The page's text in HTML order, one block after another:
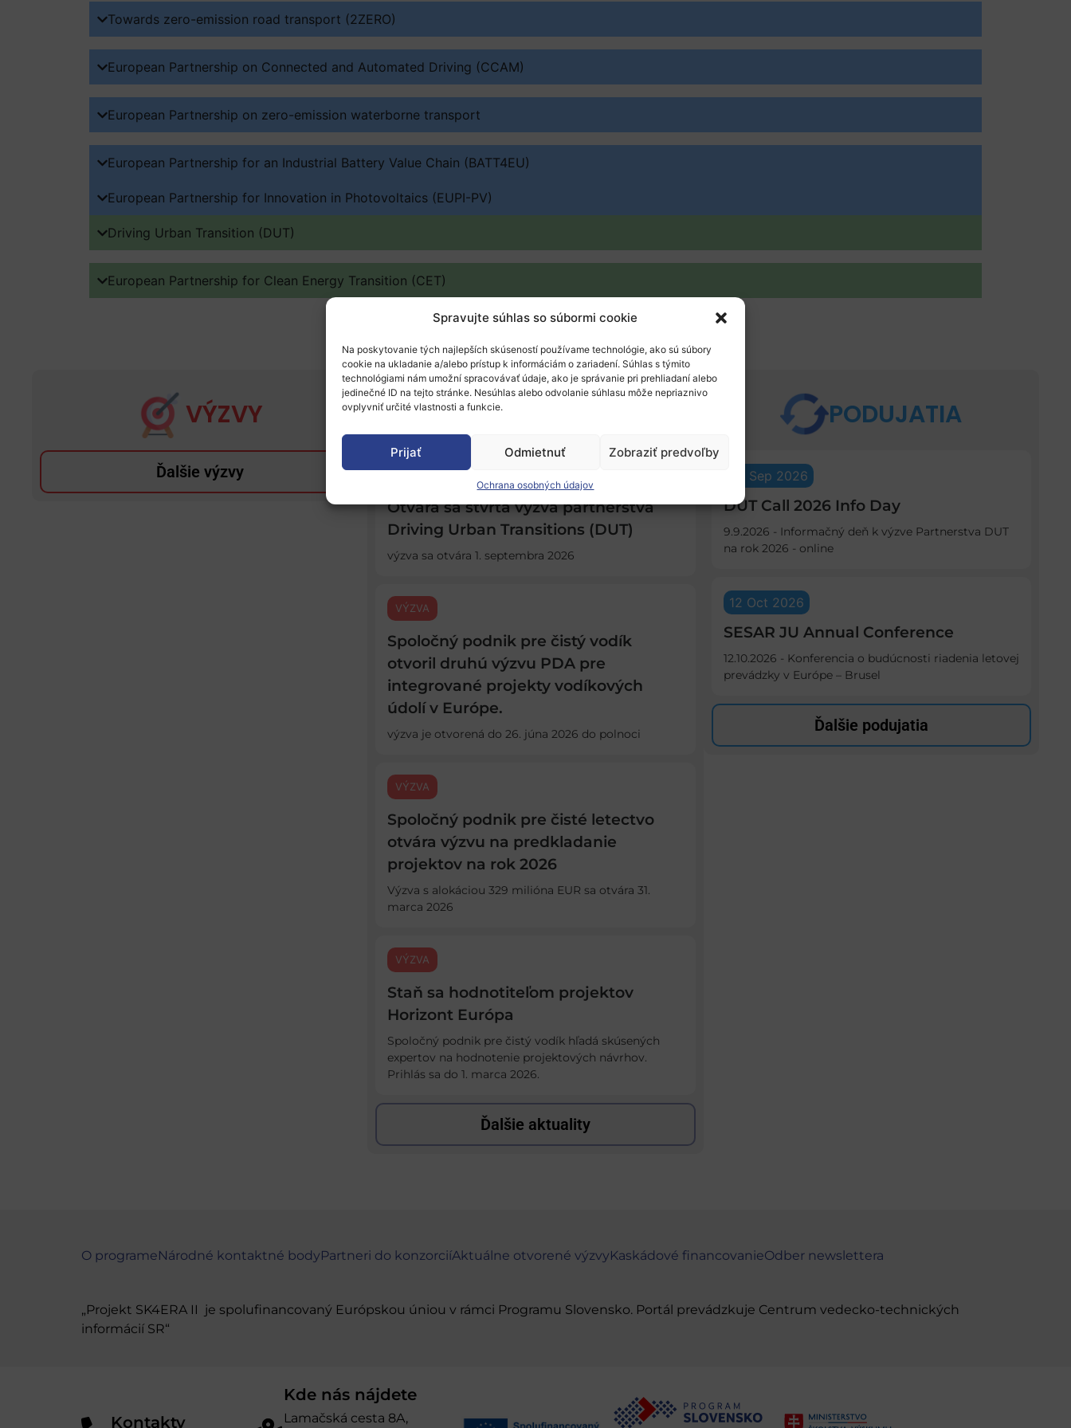
Spravujte súhlas so súbormi cookie
Na poskytovanie tých najlepších skúseností používame technológie, ako sú súbory
cookie na ukladanie a/alebo prístup k informáciám o zariadení. Súhlas s týmito
technológiami nám umožní spracovávať údaje, ako je správanie pri prehliadaní alebo
jedinečné ID na tejto stránke. Nesúhlas alebo odvolanie súhlasu môže nepriaznivo
ovplyvniť určité vlastnosti a funkcie.
Prijať Odmietnuť Zobraziť predvoľby
Ochrana osobných údajov
Towards zero-emission road transport (2ZERO)
European Partnership on Connected and Automated Driving (CCAM)
European Partnership on zero-emission waterborne transport
European Partnership for an Industrial Battery Value Chain (BATT4EU)
European Partnership for Innovation in Photovoltaics (EUPI-PV)
Driving Urban Transition (DUT)
European Partnership for Clean Energy Transition (CET)
VÝZVY
Ďalšie výzvy
AKTUALITY
VÝZVA
Otvára sa štvrtá výzva partnerstva
Driving Urban Transitions (DUT)
výzva sa otvára 1. septembra 2026
VÝZVA
Spoločný podnik pre čistý vodík
otvoril druhú výzvu PDA pre
integrované projekty vodíkových
údolí v Európe.
výzva je otvorená do 26. júna 2026 do polnoci
VÝZVA
Spoločný podnik pre čisté letectvo
otvára výzvu na predkladanie
projektov na rok 2026
Výzva s alokáciou 329 milióna EUR sa otvára 31.
marca 2026
VÝZVA
Staň sa hodnotiteľom projektov
Horizont Európa
Spoločný podnik pre čistý vodík hľadá skúsených
expertov na hodnotenie projektových návrhov.
Prihlás sa do 1. marca 2026.
Ďalšie aktuality
PODUJATIA
09 Sep 2026
DUT Call 2026 Info Day
9.9.2026 - Informačný deň k výzve Partnerstva DUT
na rok 2026 - online
12 Oct 2026
SESAR JU Annual Conference
12.10.2026 - Konferencia o budúcnosti riadenia letovej
prevádzky v Európe – Brusel
Ďalšie podujatia
O programeNárodné kontaktné bodyPartneri do konzorciíAktuálne otvorené výzvyKaskádové financovanieOdber newslettera
„Projekt SK4ERA II je spolufinancovaný Európskou úniou v rámci Programu Slovensko. Portál prevádzkuje Centrum vedecko-technických
informácií SR“
Kontakty
Kde nás nájdete
Lamačská cesta 8A,